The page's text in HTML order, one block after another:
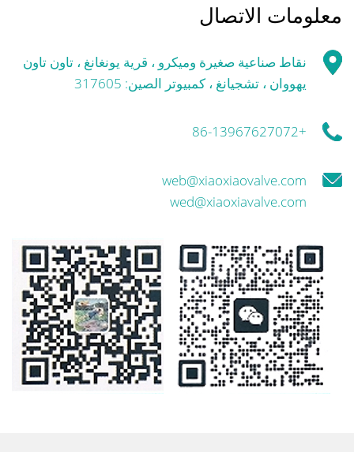
معلومات الاتصال
نقاط صناعية صغيرة وميكرو ، قرية يونغانغ ، تاون تاون
يهووان ، تشجيانغ ، كمبيوتر الصين: 317605
+86-13967627072
web@xiaoxiaovalve.com
wed@xiaoxiavalve.com